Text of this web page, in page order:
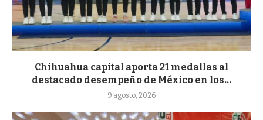
Chihuahua capital aporta 21 medallas al
destacado desempeño de México en los...
9 agosto, 2026